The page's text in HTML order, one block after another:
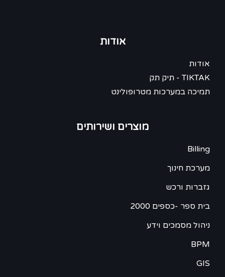
אודות
אודות
TIKTAK - תיק תק
תמיכה במערכות מטרופולינט
מוצרים ושירותים
Billing
מערכת חינוך
גזברות ורכש
בית ספר -כספים 2000
ניהול מסמכים וידע
BPM
GIS